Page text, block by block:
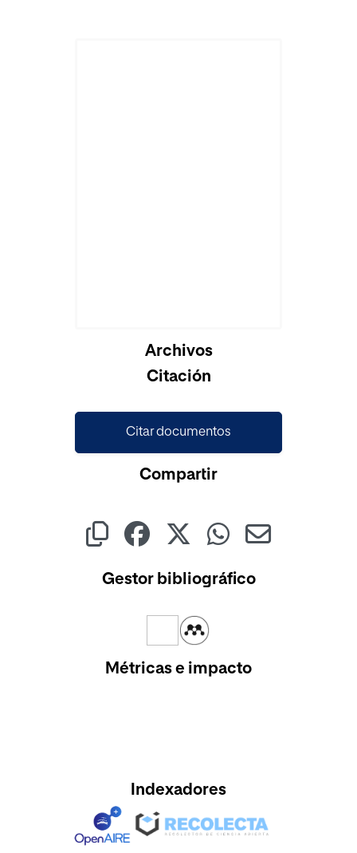
Archivos
Citación
Citar documentos
Compartir
Gestor bibliográfico
Métricas e impacto
Indexadores